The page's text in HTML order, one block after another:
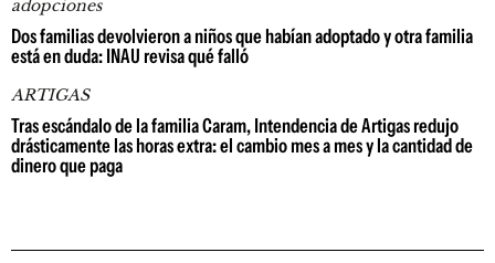
adopciones
Dos familias devolvieron a niños que habían adoptado y otra familia
está en duda: INAU revisa qué falló
ARTIGAS
Tras escándalo de la familia Caram, Intendencia de Artigas redujo
drásticamente las horas extra: el cambio mes a mes y la cantidad de
dinero que paga